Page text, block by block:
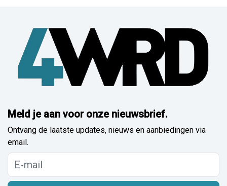
Meld je aan voor onze nieuwsbrief.
Ontvang de laatste updates, nieuws en aanbiedingen via
email.